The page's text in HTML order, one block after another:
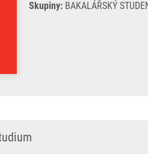
Skupiny: BAKALÁŘSKÝ